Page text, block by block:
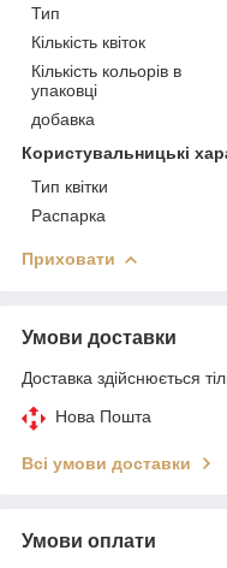
Тип
Кількість квіток
Кількість кольорів в
упаковці
добавка
Користувальницькі
Тип квітки
Распарка
Приховати
Умови доставки
Доставка здійснюється
Нова Пошта
Всі умови доставки
Умови оплати